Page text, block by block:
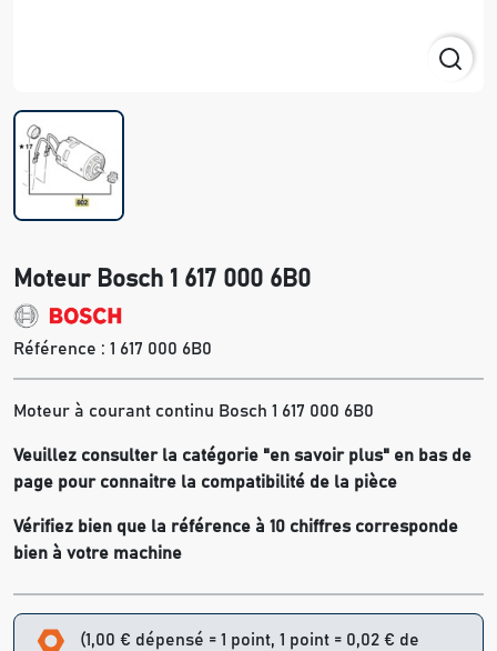
Moteur Bosch 1 617 000 6B0
Référence : 1 617 000 6B0
Moteur à courant continu Bosch 1 617 000 6B0
Veuillez consulter la catégorie "en savoir plus" en bas de
page pour connaitre la compatibilité de la pièce
Vérifiez bien que la référence à 10 chiffres corresponde
bien à votre machine
(1,00 € dépensé = 1 point, 1 point = 0,02 € de